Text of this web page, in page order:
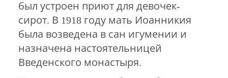
был устроен приют для девочек-
сирот. В 1918 году мать Иоанникия
была возведена в сан игумении и
назначена настоятельницей
Введенского монастыря.